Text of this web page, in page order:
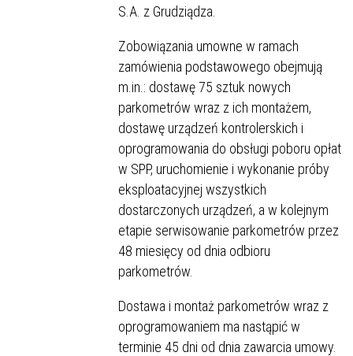
S.A. z Grudziądza.
Zobowiązania umowne w ramach
zamówienia podstawowego obejmują
m.in.: dostawę 75 sztuk nowych
parkometrów wraz z ich montażem,
dostawę urządzeń kontrolerskich i
oprogramowania do obsługi poboru opłat
w SPP, uruchomienie i wykonanie próby
eksploatacyjnej wszystkich
dostarczonych urządzeń, a w kolejnym
etapie serwisowanie parkometrów przez
48 miesięcy od dnia odbioru
parkometrów.
Dostawa i montaż parkometrów wraz z
oprogramowaniem ma nastąpić w
terminie 45 dni od dnia zawarcia umowy.